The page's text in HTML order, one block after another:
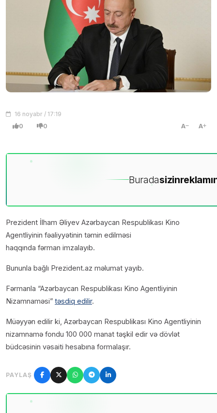
16 noyabr / 17:19
0 0 A A
Buradasizin
Prezident İlham Əliyev Azərbaycan Respublikası Kino
Agentliyinin fəaliyyətinin təmin edilməsi
haqqında fərman imzalayıb.
Bununla bağlı Prezident.az məlumat yayıb.
Fərmanla “Azərbaycan Respublikası Kino Agentliyinin
Nizamnaməsi” təsdiq edilir.
Müəyyən edilir ki, Azərbaycan Respublikası Kino Agentliyinin
nizamnamə fondu 100 000 manat təşkil edir və dövlət
büdcəsinin vəsaiti hesabına formalaşır.
PAYLAŞ